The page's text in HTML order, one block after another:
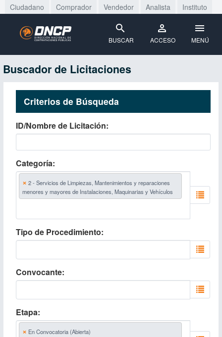
Ciudadano Comprador Vendedor Analista Instituto
BUSCAR ACCESO MENÚ
Buscador de Licitaciones
Criterios de Búsqueda
ID/Nombre de Licitación
Categoría
× 2 - Servicios de Limpiezas, Mantenimientos y reparaciones
menores y mayores de Instalaciones, Maquinarias y Vehículos
Tipo de Procedimiento
Convocante
Etapa
× En Convocatoria (Abierta)